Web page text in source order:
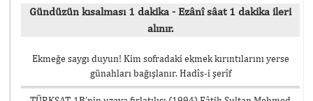
Gündüzün kısalması 1 dakika - Ezânî sâat 1 dakika ileri
alınır.
Ekmeğe saygı duyun! Kim sofradaki ekmek kırıntılarını yerse
günahları bağışlanır. Hadîs-i şerîf